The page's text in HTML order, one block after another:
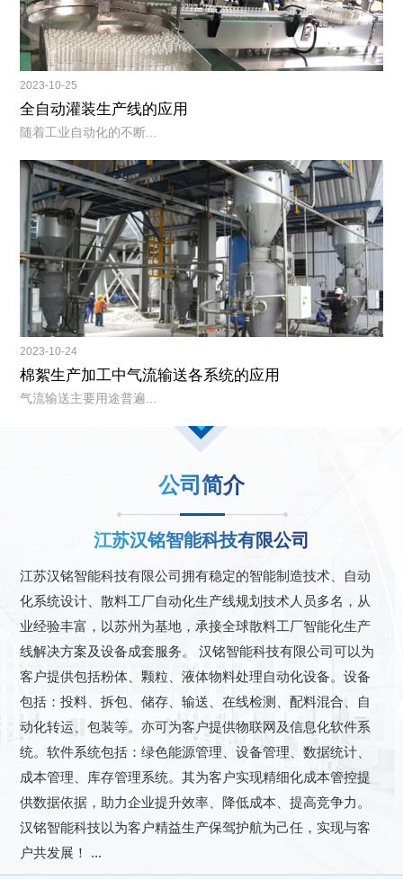
2023-10-25
全自动灌装生产线的应用
随着工业自动化的不断...
2023-10-24
棉絮生产加工中气流输送各系统的应用
气流输送主要用途普遍...
公司简介
江苏汉铭智能科技有限公司
江苏汉铭智能科技有限公司拥有稳定的智能制造技术、自动
化系统设计、散料工厂自动化生产线规划技术人员多名，从
业经验丰富，以苏州为基地，承接全球散料工厂智能化生产
线解决方案及设备成套服务。 汉铭智能科技有限公司可以为
客户提供包括粉体、颗粒、液体物料处理自动化设备。设备
包括：投料、拆包、储存、输送、在线检测、配料混合、自
动化转运、包装等。亦可为客户提供物联网及信息化软件系
统。软件系统包括：绿色能源管理、设备管理、数据统计、
成本管理、库存管理系统。其为客户实现精细化成本管控提
供数据依据，助力企业提升效率、降低成本、提高竞争力。
汉铭智能科技以为客户精益生产保驾护航为己任，实现与客
户共发展！ ...